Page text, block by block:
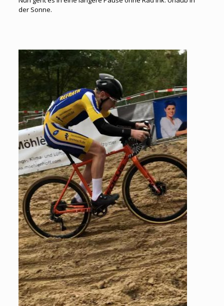
der Sonne.